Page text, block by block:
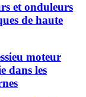
et onduleurs
de haute
moteur
dans les